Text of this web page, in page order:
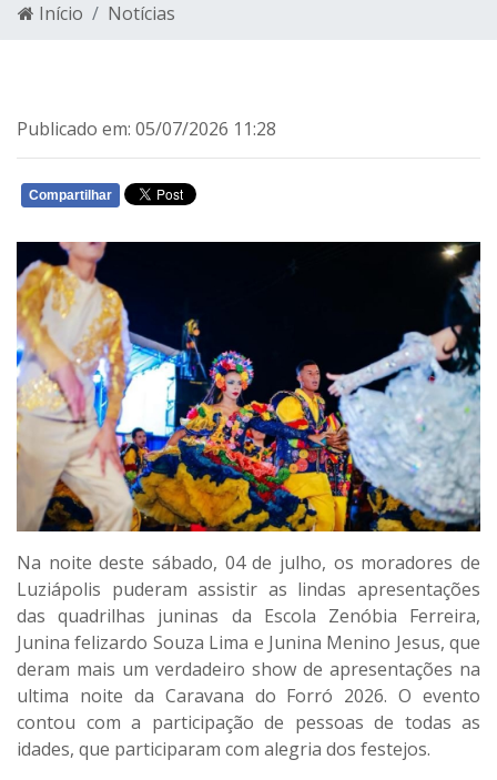
Início Notícias
Publicado em: 05/07/2026 11:28
Compartilhar
Na noite deste sábado, 04 de julho, os moradores de
Luziápolis puderam assistir as lindas apresentações
das quadrilhas juninas da Escola Zenóbia Ferreira,
Junina felizardo Souza Lima e Junina Menino Jesus, que
deram mais um verdadeiro show de apresentações na
ultima noite da Caravana do Forró 2026. O evento
contou com a participação de pessoas de todas as
idades, que participaram com alegria dos festejos.